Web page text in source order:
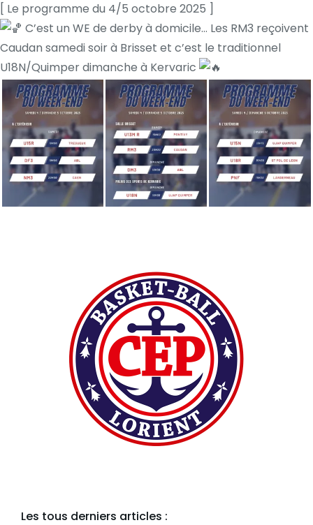
[ Le programme du 4/5 octobre 2025 ]
C’est un WE de derby à domicile… Les RM3 reçoivent
Caudan samedi soir à Brisset et c’est le traditionnel
U18N/Quimper dimanche à Kervaric
Les tous derniers articles :